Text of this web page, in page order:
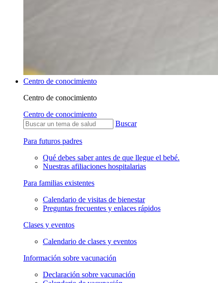
Centro de conocimiento
Centro de conocimiento
Centro de conocimiento
Buscar
Para futuros padres
Qué debes saber antes de que llegue el bebé.
Nuestras afiliaciones hospitalarias
Para familias existentes
Calendario de visitas de bienestar
Preguntas frecuentes y enlaces rápidos
Clases y eventos
Calendario de clases y eventos
Información sobre vacunación
Declaración sobre vacunación